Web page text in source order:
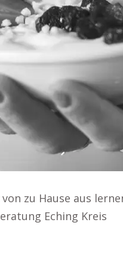
zu Hause aus
Eching Kreis